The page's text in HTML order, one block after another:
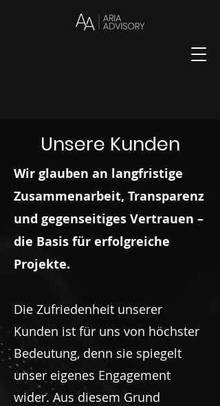
Unsere Kunden
Wir glauben an langfristige
Zusammenarbeit, Transparenz
und gegenseitiges Vertrauen –
die Basis für erfolgreiche
Projekte.
Die Zufriedenheit unserer
Kunden ist für uns von höchster
Bedeutung, denn sie spiegelt
unser eigenes Engagement
wider. Aus diesem Grund